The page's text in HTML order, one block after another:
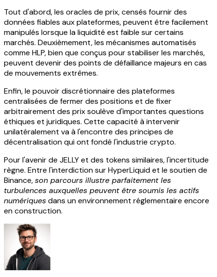
Tout d'abord, les oracles de prix, censés fournir des
données fiables aux plateformes, peuvent être facilement
manipulés lorsque la liquidité est faible sur certains
marchés. Deuxièmement, les mécanismes automatisés
comme HLP, bien que conçus pour stabiliser les marchés,
peuvent devenir des points de défaillance majeurs en cas
de mouvements extrêmes.
Enfin, le pouvoir discrétionnaire des plateformes
centralisées de fermer des positions et de fixer
arbitrairement des prix soulève d'importantes questions
éthiques et juridiques. Cette capacité à intervenir
unilatéralement va à l'encontre des principes de
décentralisation qui ont fondé l'industrie crypto.
Pour l'avenir de JELLY et des tokens similaires, l'incertitude
règne. Entre l'interdiction sur HyperLiquid et le soutien de
Binance,son parcours illustre parfaitement les
turbulences auxquelles peuvent être soumis les actifs
numériquesdans un environnement réglementaire encore
en construction.